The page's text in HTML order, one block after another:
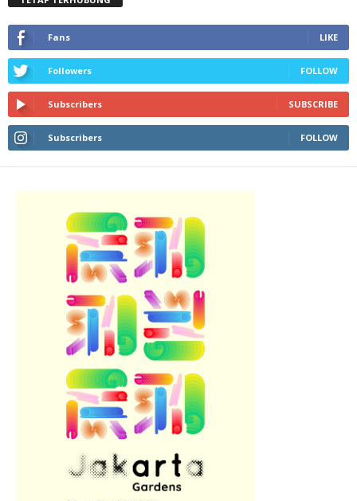
Fans LIKE
Followers FOLLOW
Subscribers SUBSCRIBE
Subscribers FOLLOW